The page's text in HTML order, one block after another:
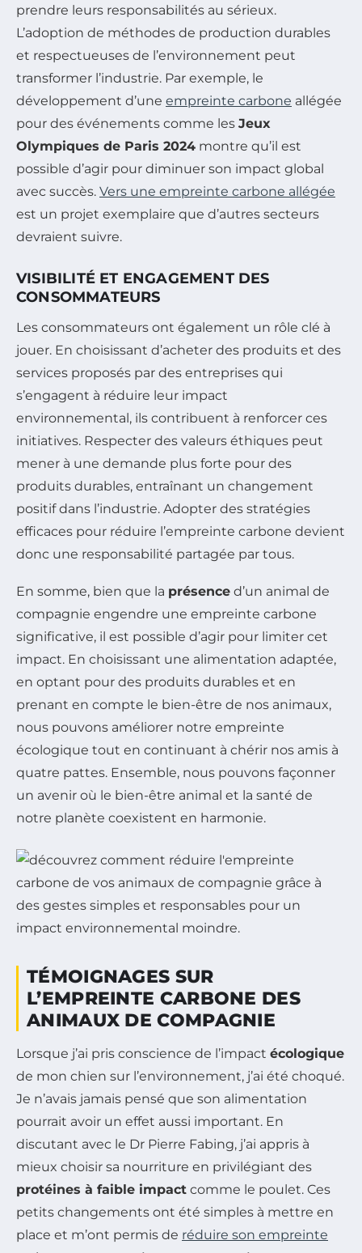
prendre leurs responsabilités au sérieux.
L’adoption de méthodes de production durables
et respectueuses de l’environnement peut
transformer l’industrie. Par exemple, le
développement d’une empreinte carbone allégée
pour des événements comme les Jeux
Olympiques de Paris 2024 montre qu’il est
possible d’agir pour diminuer son impact global
avec succès. Vers une empreinte carbone allégée
est un projet exemplaire que d’autres secteurs
devraient suivre.
VISIBILITÉ ET ENGAGEMENT DES
CONSOMMATEURS
Les consommateurs ont également un rôle clé à
jouer. En choisissant d’acheter des produits et des
services proposés par des entreprises qui
s’engagent à réduire leur impact
environnemental, ils contribuent à renforcer ces
initiatives. Respecter des valeurs éthiques peut
mener à une demande plus forte pour des
produits durables, entraînant un changement
positif dans l’industrie. Adopter des stratégies
efficaces pour réduire l’empreinte carbone devient
donc une responsabilité partagée par tous.
En somme, bien que la présence d’un animal de
compagnie engendre une empreinte carbone
significative, il est possible d’agir pour limiter cet
impact. En choisissant une alimentation adaptée,
en optant pour des produits durables et en
prenant en compte le bien-être de nos animaux,
nous pouvons améliorer notre empreinte
écologique tout en continuant à chérir nos amis à
quatre pattes. Ensemble, nous pouvons façonner
un avenir où le bien-être animal et la santé de
notre planète coexistent en harmonie.
TÉMOIGNAGES SUR
L’EMPREINTE CARBONE DES
ANIMAUX DE COMPAGNIE
Lorsque j’ai pris conscience de l’impact écologique
de mon chien sur l’environnement, j’ai été choqué.
Je n’avais jamais pensé que son alimentation
pourrait avoir un effet aussi important. En
discutant avec le Dr Pierre Fabing, j’ai appris à
mieux choisir sa nourriture en privilégiant des
protéines à faible impact comme le poulet. Ces
petits changements ont été simples à mettre en
place et m’ont permis de réduire son empreinte